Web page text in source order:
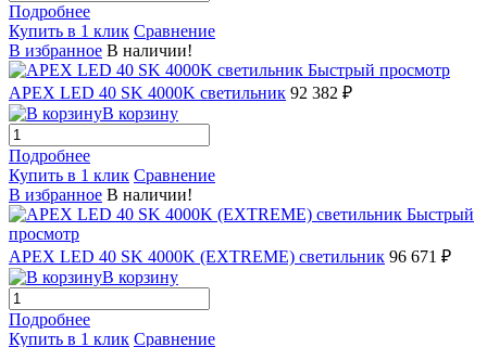
Подробнее
Купить в 1 клик Сравнение
В избранное В наличии!
Быстрый просмотр
APEX LED 40 SK 4000K светильник 92 382 ₽
В корзину
Подробнее
Купить в 1 клик Сравнение
В избранное В наличии!
Быстрый
просмотр
APEX LED 40 SK 4000K (EXTREME) светильник 96 671 ₽
В корзину
Подробнее
Купить в 1 клик Сравнение